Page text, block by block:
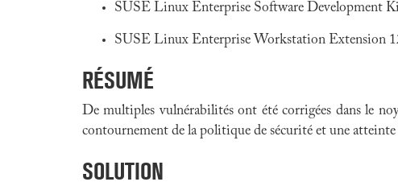
SUSE Linux Enterprise Software Development
SUSE Linux Enterprise Workstation Extension
RÉSUMÉ
De multiples vulnérabilités ont été corrigées dansle
contournement de la politique de sécurité et une atteinte
SOLUTION